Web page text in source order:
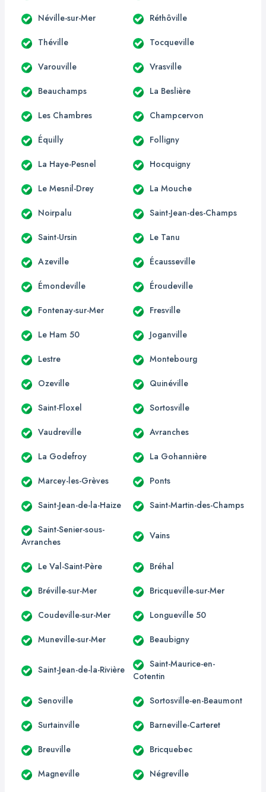
Néville-sur-Mer Réthôville
Théville Tocqueville
Varouville Vrasville
Beauchamps La Beslière
Les Chambres Champcervon
Équilly Folligny
La Haye-Pesnel Hocquigny
Le Mesnil-Drey La Mouche
Noirpalu Saint-Jean-des-Champs
Saint-Ursin Le Tanu
Azeville Écausseville
Émondeville Éroudeville
Fontenay-sur-Mer Fresville
Le Ham 50 Joganville
Lestre Montebourg
Ozeville Quinéville
Saint-Floxel Sortosville
Vaudreville Avranches
La Godefroy La Gohannière
Marcey-les-Grèves Ponts
Saint-Jean-de-la-Haize Saint-Martin-des-Champs
Saint-Senier-sous-
Avranches
Vains
Le Val-Saint-Père Bréhal
Bréville-sur-Mer Bricqueville-sur-Mer
Coudeville-sur-Mer Longueville 50
Muneville-sur-Mer Beaubigny
Saint-Jean-de-la-Rivière
Saint-Maurice-en-
Cotentin
Senoville Sortosville-en-Beaumont
Surtainville Barneville-Carteret
Breuville Bricquebec
Magneville Négreville